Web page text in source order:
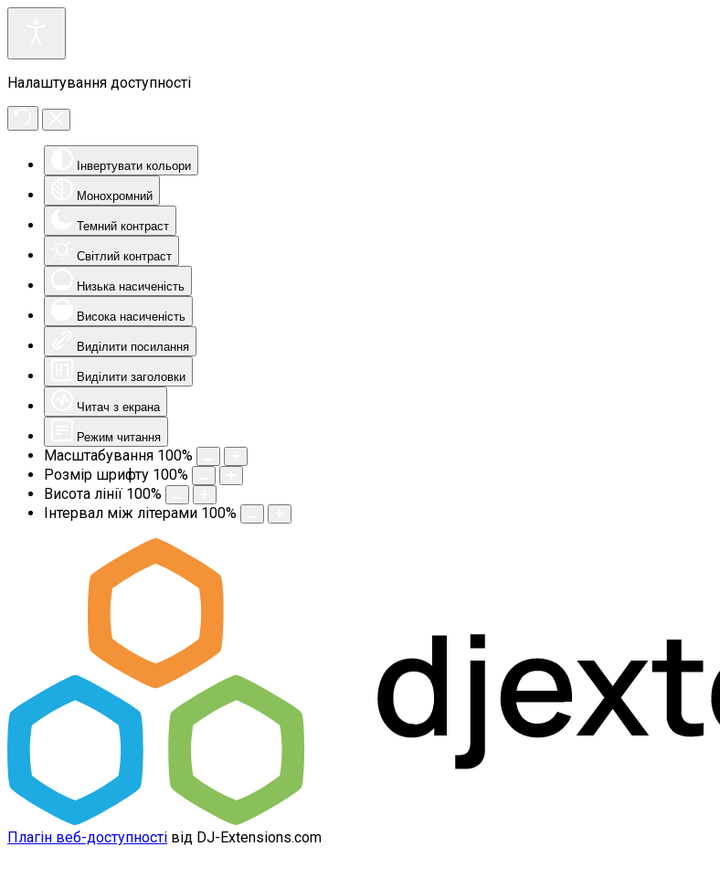
Налаштування доступності
Інвертувати кольори
Монохромний
Темний контраст
Світлий контраст
Низька насиченість
Висока насиченість
Виділити посилання
Виділити заголовки
Читач з екрана
Режим читання
Масштабування 100%
Розмір шрифту 100%
Висота лінії 100%
Інтервал між літерами 100%
Плагін веб-доступності від DJ-Extensions.com